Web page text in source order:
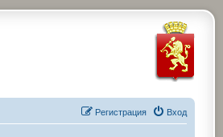
Вход
Регистрация